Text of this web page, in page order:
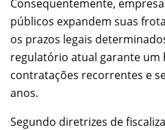
Consequentemente,
públicos expandem suas
os prazos legais
regulatório atual garante um
contratações recorrentes e
anos.
Segundo diretrizes de